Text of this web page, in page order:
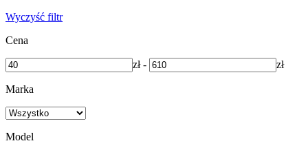
Wyczyść filtr
Cena
zł - zł
Marka
Model